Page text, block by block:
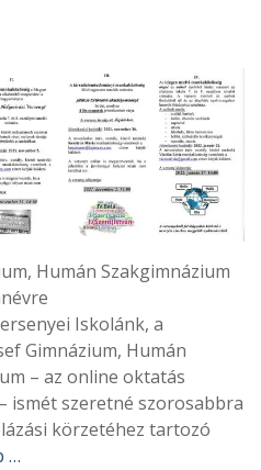
Humán Szakgimnázium
Iskolánk, a
Gimnázium, Humán
– az online oktatás
ismét szeretné szorosabbra
körzetéhez tartozó
…